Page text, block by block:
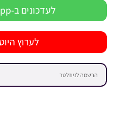
לעדכונים ב-Whatsapp
לערוץ